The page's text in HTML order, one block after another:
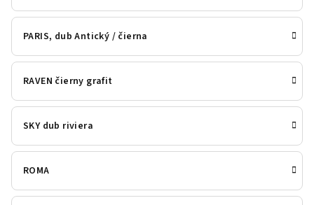
PARIS, dub Antický / čierna
RAVEN čierny grafit
SKY dub riviera
ROMA